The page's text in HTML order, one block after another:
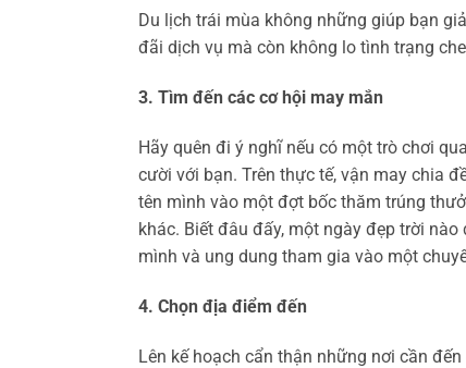
Du lịch trái mùa không những giúp bạn
đãi dịch vụ mà còn không lo tình trạng
3. Tìm đến các cơ hội may mắn
Hãy quên đi ý nghĩ nếu có một trò chơi
cười với bạn. Trên thực tế, vận may chia
tên mình vào một đợt bốc thăm trúng
khác. Biết đâu đấy, một ngày đẹp trời
mình và ung dung tham gia vào một
4. Chọn địa điểm đến
Lên kế hoạch cẩn thận những nơi cần